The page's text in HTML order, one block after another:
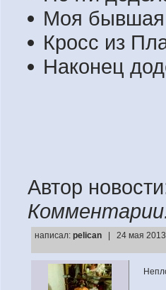
Моя
Кросс из
Наконец
Автор
написал: pelican | 24 мая